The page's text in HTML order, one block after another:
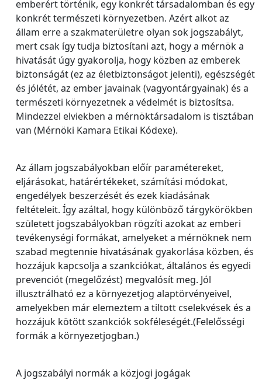
emberért történik, egy konkrét társadalomban és egy
konkrét természeti környezetben. Azért alkot az
állam erre a szakmaterületre olyan sok jogszabályt,
mert csak így tudja biztosítani azt, hogy a mérnök a
hivatását úgy gyakorolja, hogy közben az emberek
biztonságát (ez az életbiztonságot jelenti), egészségét
és jólétét, az ember javainak (vagyontárgyainak) és a
természeti környezetnek a védelmét is biztosítsa.
Mindezzel elviekben a mérnöktársadalom is tisztában
van (Mérnöki Kamara Etikai Kódexe).
Az állam jogszabályokban előír paramétereket,
eljárásokat, határértékeket, számítási módokat,
engedélyek beszerzését és ezek kiadásának
feltételeit. Így azáltal, hogy különböző tárgykörökben
született jogszabályokban rögzíti azokat az emberi
tevékenységi formákat, amelyeket a mérnöknek nem
szabad megtennie hivatásának gyakorlása közben, és
hozzájuk kapcsolja a szankciókat, általános és egyedi
prevenciót (megelőzést) megvalósít meg. Jól
illusztrálható ez a környezetjog alaptörvényeivel,
amelyekben már elemeztem a tiltott cselekvések és a
hozzájuk kötött szankciók sokféleségét.(Felelősségi
formák a környezetjogban.)
A jogszabályi normák a közjogi jogágak